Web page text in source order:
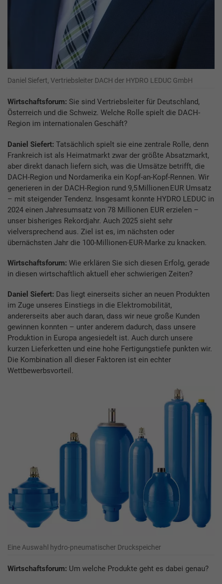
Daniel Siefert, Vertriebsleiter DACH der HYDRO LEDUC GmbH
Wirtschaftsforum: Sie sind Vertriebsleiter für Deutschland,
Österreich und die Schweiz. Welche Rolle spielt die DACH-
Region im internationalen Geschäft?
Daniel Siefert: Tatsächlich spielt sie eine zentrale Rolle, denn
Frankreich ist als Heimatmarkt zwar der größte Absatzmarkt,
aber direkt danach liefern sich, was die Umsätze betrifft, die
DACH-Region und Nordamerika ein Kopf-an-Kopf-Rennen. Wir
generieren in der DACH-Region rund 9,5 Millionen EUR Umsatz
– mit steigender Tendenz. Insgesamt konnte HYDRO LEDUC in
2024 einen Jahresumsatz von 78 Millionen EUR erzielen –
unser bisheriges Rekordjahr. Auch 2025 sieht sehr
vielversprechend aus. Ziel ist es, im nächsten oder
übernächsten Jahr die 100-Millionen-EUR-Marke zu knacken.
Wirtschaftsforum: Wie erklären Sie sich diesen Erfolg, gerade
in diesen wirtschaftlich aktuell eher schwierigen Zeiten?
Daniel Siefert: Das liegt einerseits sicher an neuen Produkten
im Zuge unseres Einstiegs in die Elektromobilität,
andererseits aber auch daran, dass wir neue große Kunden
gewinnen konnten – unter anderem dadurch, dass unsere
Produktion in Europa angesiedelt ist. Auch durch unsere
kurzen Lieferketten und eine hohe Fertigungstiefe punkten wir.
Die Kombination all dieser Faktoren ist ein echter
Wettbewerbsvorteil.
Eine Auswahl hydro-pneumatischer Druckspeicher
Wirtschaftsforum: Um welche Produkte geht es dabei genau?